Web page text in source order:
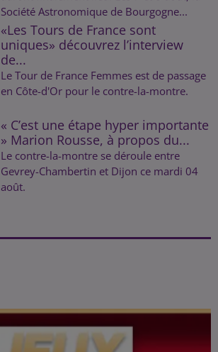
Société Astronomique de Bourgogne...
«Les Tours de France sont
uniques» découvrez l’interview
de...
Le Tour de France Femmes est de passage
en Côte-d'Or pour le contre-la-montre.
« C’est une étape hyper importante
» Marion Rousse, à propos du...
Le contre-la-montre se déroule entre
Gevrey-Chambertin et Dijon ce mardi 04
août.